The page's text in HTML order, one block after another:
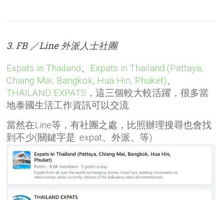
3. FB ／Line 外派人士社團
Expats in Thailand、 Expats in Thailand (Pattaya,
Chiang Mai, Bangkok, Hua Hin, Phuket)、
THAILAND EXPATS ，這三個較大較活躍，很多當
地泰國生活工作資訊可以交流
當然在Line等，有社團之處，比照辦理搜尋也會找
到不少(關鍵字是: expat、外派、等)